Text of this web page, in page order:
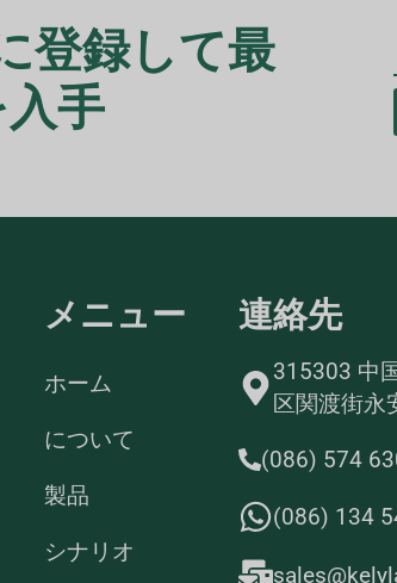
登録して最
手
メニュー
ホーム
について
製品
シナリオ
連絡先
315303 中
区関渡街永
(086) 574
(086) 134